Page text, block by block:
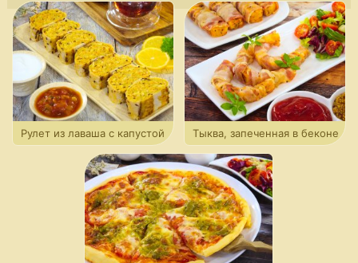
Рулет из лаваша с капустой Тыква, запеченная в беконе